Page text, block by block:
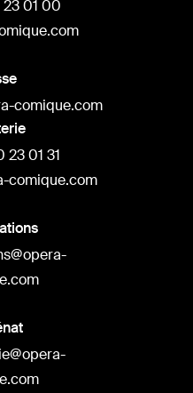
23 01 00
comique.com
23 01 31
comique.com